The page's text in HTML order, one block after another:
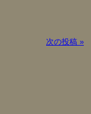
次の投稿 »